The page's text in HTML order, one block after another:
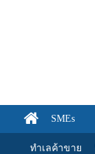
SMEs
ทำเลค้าขาย